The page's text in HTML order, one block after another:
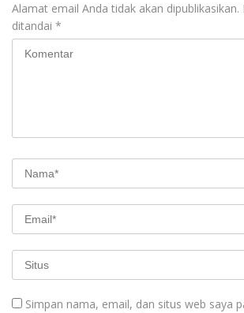
Alamat email Anda tidak akan dipublikasikan.
ditandai *
Simpan nama, email, dan situs web saya